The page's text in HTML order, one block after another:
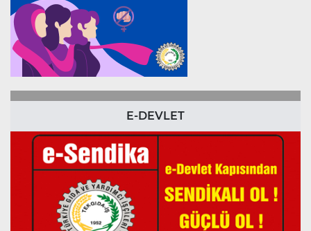
E-DEVLET